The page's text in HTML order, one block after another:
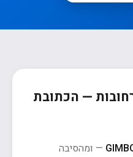
— הכתובת
— ומהסיבה